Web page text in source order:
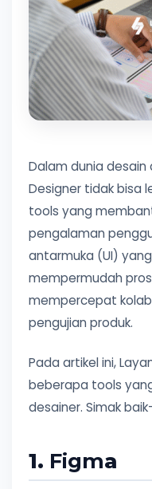
Dalam dunia desain
Designer tidak bisa
tools yang
pengalaman
antarmuka (UI)
mempermudah
mempercepat
pengujian produk.
Pada artikel ini,
beberapa tools
desainer. Simak
1. Figma